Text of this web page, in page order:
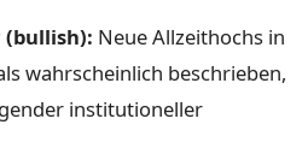
(bullish): Neue Allzeithochs in
wahrscheinlich beschrieben,
institutioneller